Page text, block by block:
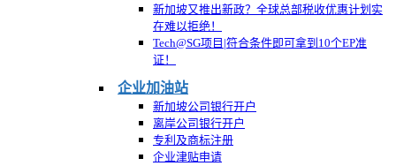
新加坡又推出新政？全球总部税收优惠计划实
在难以拒绝！
Tech@SG项目|符合条件即可拿到10个EP准
证！
企业加油站
新加坡公司银行开户
离岸公司银行开户
专利及商标注册
企业津贴申请